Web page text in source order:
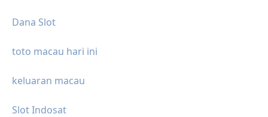
Dana Slot
toto macau hari ini
keluaran macau
Slot Indosat